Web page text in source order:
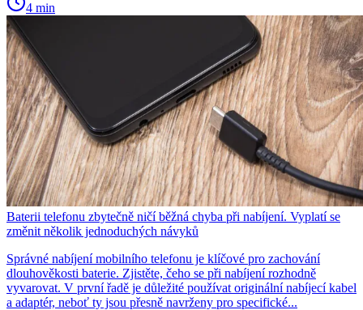
4 min
Baterii telefonu zbytečně ničí běžná chyba při nabíjení. Vyplatí se
změnit několik jednoduchých návyků
Správné nabíjení mobilního telefonu je klíčové pro zachování
dlouhověkosti baterie. Zjistěte, čeho se při nabíjení rozhodně
vyvarovat. V první řadě je důležité používat originální nabíjecí kabel
a adaptér, neboť ty jsou přesně navrženy pro specifické...